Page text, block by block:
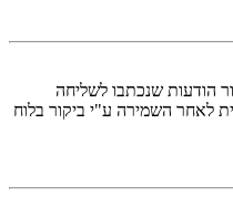
הודעות שנכתבו לשליחה
לאחר השמירה ע"י ביקור בלוח